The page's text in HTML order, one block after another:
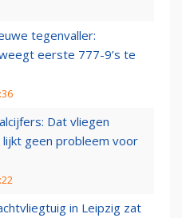
tegenvaller:
eerste 777-9’s te
Dat vliegen
geen probleem voor
in Leipzig zat